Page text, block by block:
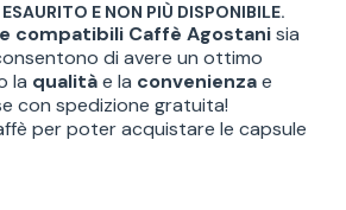
E NON PIÙ DISPONIBILE.
compatibili Caffè Agostanisia
di avere un ottimo
la qualitàe la convenienzae
con spedizione gratuita!
per poter acquistare le capsule